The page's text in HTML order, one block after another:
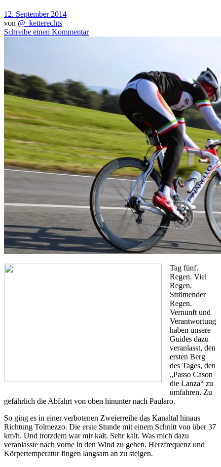
12. September 2014
von @_ketterechts
Schreibe einen Kommentar
Tag fünf.
Regen. Viel
Regen.
Strömender
Regen.
Vernunft und
Verantwortung
haben unsere
Guides dazu
veranlasst, den
ersten Berg
des Tages, den
„Passo Cason
die Lanza“ zu
umfahren. Zu
gefährlich die Abfahrt von oben hinunter nach Paularo.
So ging es in einer verbotenen Zweierreihe das Kanaltal hinaus
Richtung Tolmezzo. Die erste Stunde mit einem Schnitt von über 37
km/h. Und trotzdem war mir kalt. Sehr kalt. Was mich dazu
veranlasste nach vorne in den Wind zu gehen. Herzfrequenz und
Körpertemperatur fingen langsam an zu steigen.